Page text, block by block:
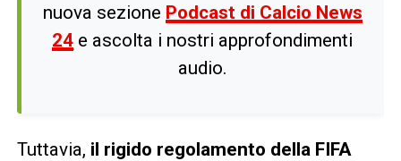
nuova sezione Podcast di Calcio News
24 e ascolta i nostri approfondimenti
audio.
Tuttavia, il rigido regolamento della FIFA